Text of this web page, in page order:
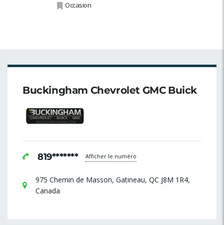
Occasion
Buckingham Chevrolet GMC Buick
819******* Afficher le numéro
975 Chemin de Masson, Gatineau, QC J8M 1R4,
Canada